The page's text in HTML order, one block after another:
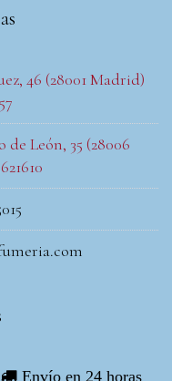
46 (28001 Madrid)
León, 35 (28006
Envío en 24 horas